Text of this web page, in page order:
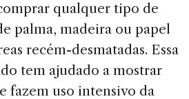
qual­quer tipo de
palma, madeira ou papel
recém-desmatadas. Essa
tem ajudado a mostrar
fazem uso intensivo da